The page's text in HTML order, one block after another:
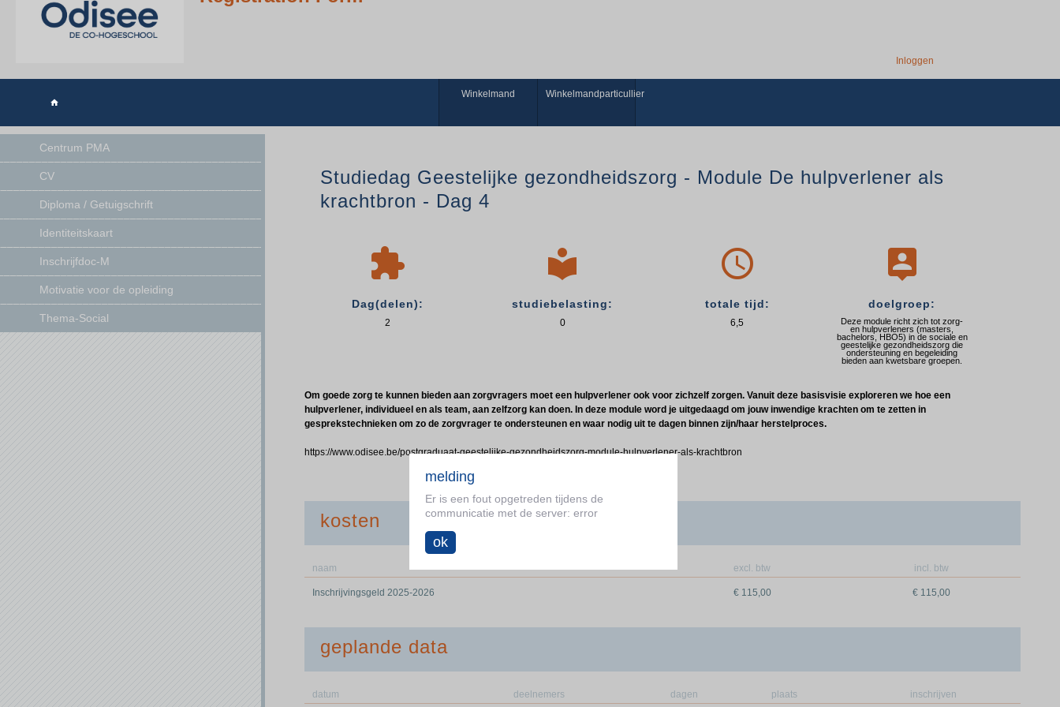
Inloggen

Winkelmand Winkelmandparticullier
Centrum PMA
CV
Diploma / Getuigschrift
Identiteitskaart
Inschrijfdoc-M
Motivatie voor de opleiding
Thema-Social
Studiedag Geestelijke gezondheidszorg - Module De hulpverlener als
krachtbron - Dag 4

Dag(delen):
2

studiebelasting:
0

totale tijd:
6,5

doelgroep:
Deze module richt zich tot zorg-
en hulpverleners (masters,
bachelors, HBO5) in de sociale en
geestelijke gezondheidszorg die
ondersteuning en begeleiding
bieden aan kwetsbare groepen.
Om goede zorg te kunnen bieden aan zorgvragers moet een hulpverlener ook voor zichzelf zorgen. Vanuit deze basisvisie exploreren we hoe een
hulpverlener, individueel en als team, aan zelfzorg kan doen. In deze module word je uitgedaagd om jouw inwendige krachten om te zetten in
gesprekstechnieken om zo de zorgvrager te ondersteunen en waar nodig uit te dagen binnen zijn/haar herstelproces.
https://www.odisee.be/postgraduaat-geestelijke-gezondheidszorg-module-hulpverlener-als-krachtbron
kosten
naam excl. btw incl. btw
Inschrijvingsgeld 2025-2026 € 115,00 € 115,00
geplande data
datum deelnemers dagen plaats inschrijven
melding
Er is een fout opgetreden tijdens de
communicatie met de server: error
ok